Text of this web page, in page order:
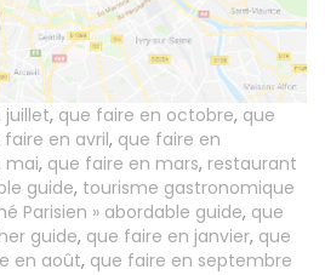
juillet, que faire en octobre, que
faire en avril, que faire en
mai, que faire en mars, restaurant
guide, tourisme gastronomique
Parisien » abordable guide, que
guide, que faire en janvier, que
en août, que faire en septembre